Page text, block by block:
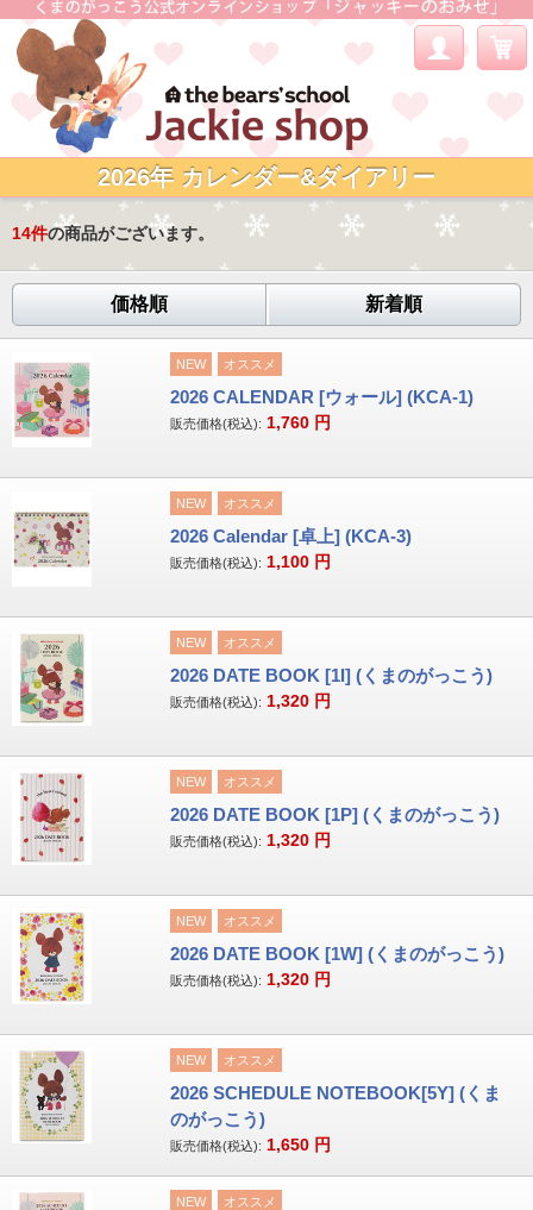
2026年 カレンダー&ダイアリー
14件の商品がございます。
価格順 新着順
NEW オススメ
2026 CALENDAR [ウォール] (KCA-1)
販売価格(税込): 1,760 円
NEW オススメ
2026 Calendar [卓上] (KCA-3)
販売価格(税込): 1,100 円
NEW オススメ
2026 DATE BOOK [1I] (くまのがっこう)
販売価格(税込): 1,320 円
NEW オススメ
2026 DATE BOOK [1P] (くまのがっこう)
販売価格(税込): 1,320 円
NEW オススメ
2026 DATE BOOK [1W] (くまのがっこう)
販売価格(税込): 1,320 円
NEW オススメ
2026 SCHEDULE NOTEBOOK[5Y] (くま
のがっこう)
販売価格(税込): 1,650 円
NEW オススメ